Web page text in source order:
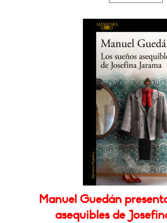
Manuel Guedán
asequibles de